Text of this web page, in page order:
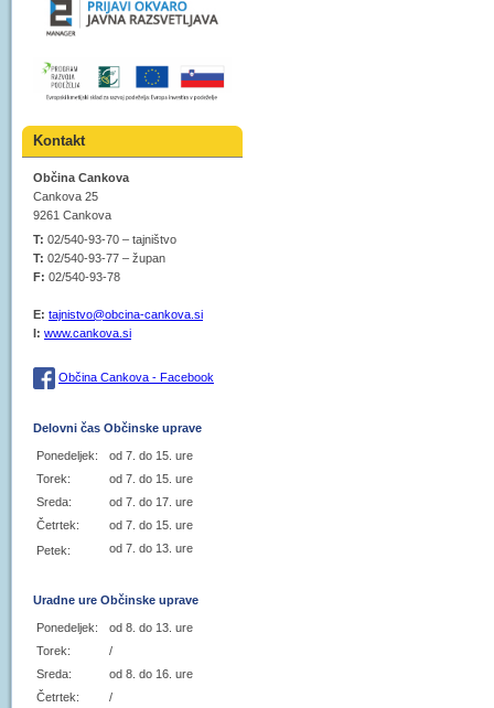
Kontakt
Občina Cankova
Cankova 25
9261 Cankova
T: 02/540-93-70 – tajništvo
T: 02/540-93-77 – župan
F: 02/540-93-78
E: tajnistvo@obcina-cankova.si
I: www.cankova.si
Občina Cankova - Facebook
Delovni čas Občinske uprave
Ponedeljek:
od 7. do 15. ure
Torek:
od 7. do 15. ure
Sreda:
od 7. do 17. ure
Četrtek:
od 7. do 15. ure
Petek:
od 7. do 13. ure
Uradne ure Občinske uprave
Ponedeljek:
od 8. do 13. ure
Torek:
/
Sreda:
od 8. do 16. ure
Četrtek:
/